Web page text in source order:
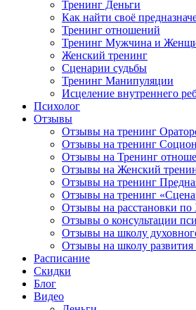
Тренинг Деньги
Как найти своё
Тренинг отношений
Тренинг Мужчина и
Женский тренинг
Сценарии судьбы
Тренинг Манипуляции
Исцеление внутреннего
Психолог
Отзывы
Отзывы на тренинг
Отзывы на тренинг
Отзывы на Тренинг
Отзывы на Женский
Отзывы на тренинг
Отзывы на тренинг
Отзывы на расстановки по
Отзывы о консультации
Отзывы на школу
Отзывы на школу развития
Расписание
Скидки
Блог
Видео